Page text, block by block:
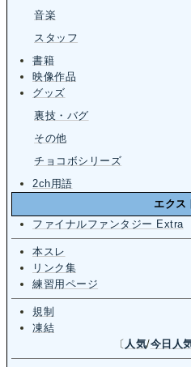
音楽
スタッフ
書籍
映像作品
グッズ
裏技・バグ
その他
チョコボシリーズ
2ch用語
エクス
ファイナルファンタジー Extra
本スレ
リンク集
練習用ページ
規制
凍結
〔 人気/今日人